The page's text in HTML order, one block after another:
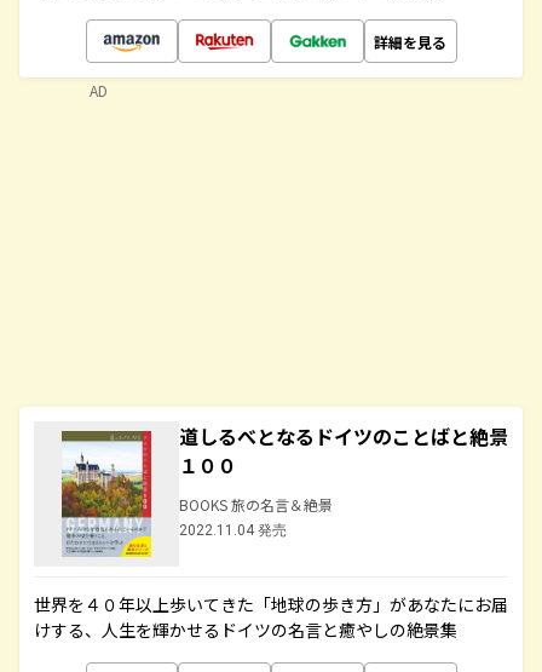
詳細を見る
道しるべとなるドイツのことばと絶景
１００
BOOKS 旅の名言＆絶景
2022.11.04 発売
世界を４０年以上歩いてきた「地球の歩き方」があなたにお届
けする、人生を輝かせるドイツの名言と癒やしの絶景集
AD